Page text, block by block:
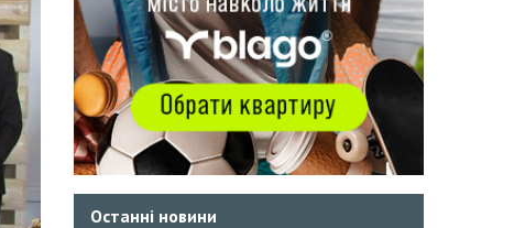
Останні новини